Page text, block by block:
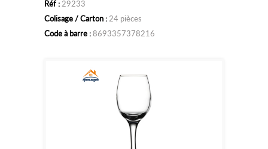
panier
Réf : 29233
Colisage / Carton : 24 pièces
Code à barre :8693357378216